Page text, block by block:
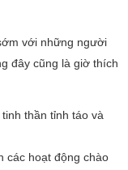
với những người
đây cũng là giờ thích
thần tỉnh táo và
các hoạt động chào